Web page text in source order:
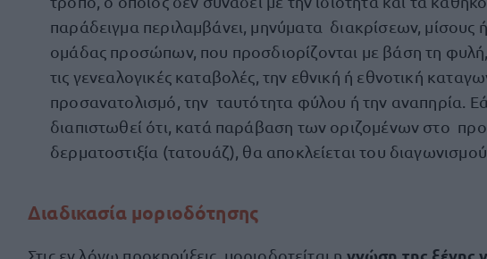
παράδειγμα περιλαμβάνει, μηνύματα διακρίσεων,
ομάδας προσώπων, που προσδιορίζονται με βάση τη
τις γενεαλογικές καταβολές, την εθνική ή εθνοτική
προσανατολισμό, την ταυτότητα φύλου ή την αναπηρία.
διαπιστωθεί ότι, κατά παράβαση των οριζομένων στο
δερματοστιξία (τατουάζ), θα αποκλείεται του διαγωνισμού.
Διαδικασία μοριοδότησης
Στις εν λόγω προκηρύξεις, μοριοδοτείται η